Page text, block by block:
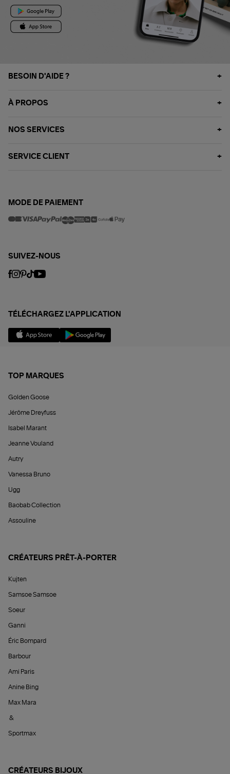
BESOIN D'AIDE ?
À PROPOS
NOS SERVICES
SERVICE CLIENT
MODE DE PAIEMENT
SUIVEZ-NOUS
TÉLÉCHARGEZ L'APPLICATION
TOP MARQUES
Golden Goose
Jérôme Dreyfuss
Isabel Marant
Jeanne Vouland
Autry
Vanessa Bruno
Ugg
Baobab Collection
Assouline
CRÉATEURS PRÊT-À-PORTER
Kujten
Samsoe Samsoe
Soeur
Ganni
Éric Bompard
Barbour
Ami Paris
Anine Bing
Max Mara
&
Sportmax
CRÉATEURS BIJOUX